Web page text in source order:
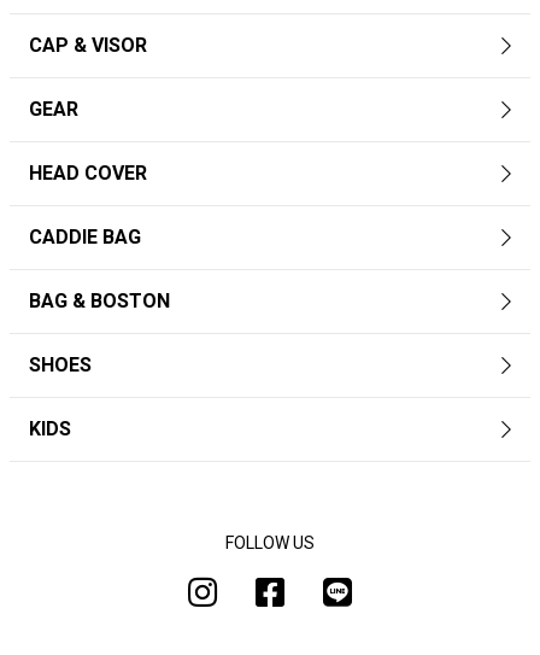
CAP & VISOR
GEAR
HEAD COVER
CADDIE BAG
BAG & BOSTON
SHOES
KIDS
FOLLOW US